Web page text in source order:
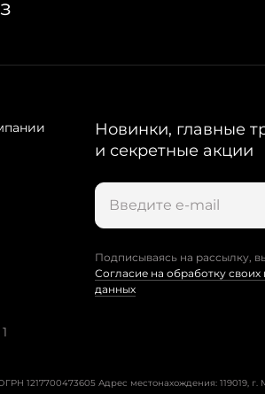
Новинки, главные
и секретные акции
Подписываясь на рассылку,
Согласие на обработку
данных
1217700473605 Адрес местонахождения: 119019,